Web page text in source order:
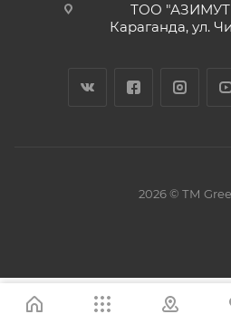
ТОО "АЗИМУТ
Караганда, ул.
2026 © ТМ